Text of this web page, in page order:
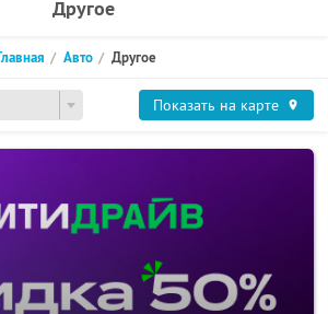
Другое
Авто Другое
Показать на карте